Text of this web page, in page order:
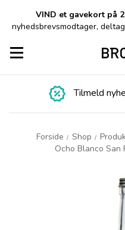
VIND et gavekort på
nyhedsbrevsmodtager,
Toggle navigation
Tilmeld
Forside / Shop /
Ocho Blanco San